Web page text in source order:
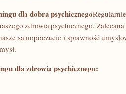
dla dobra psychicznego
zdrowia⁢ psychicznego.‌
samopoczucie i sprawność
dla zdrowia psychicznego: